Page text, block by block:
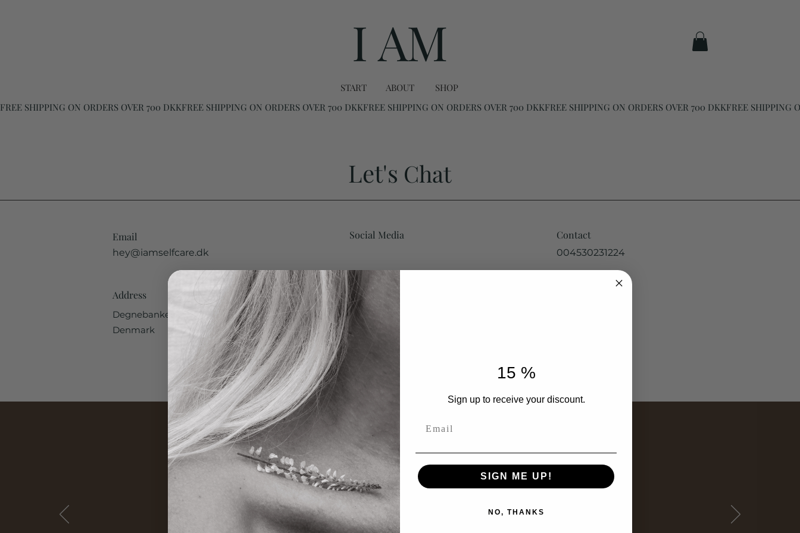
I AM
START ABOUT
SHOP
FREE SHIPPING ON ORDERS OVER 700 DKK
Let's Chat
Email Social Media
hey@iamselfcare.dk
Contact
004530231224
Address
Degnebanken 25, 4681 Herfølge
Denmark
Company
I AM
Testimonials
Uden tvivl de bedste og mest nærende olier jeg nogensinde har
15 %
Sign up to receive your discount.
SIGN ME UP!
NO, THANKS